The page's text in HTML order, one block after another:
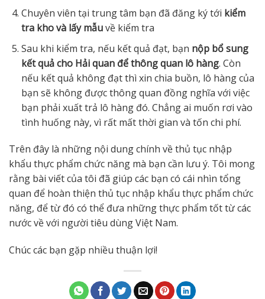
Chuyên viên tại trung tâm bạn đã đăng ký tới kiểm
tra kho và lấy mẫuvề kiểm tra
Sau khi kiểm tra, nếu kết quả đạt, bạn nộp bổ sung
kết quả cho Hải quan để thông quan lô hàng. Còn
nếu kết quả không đạt thì xin chia buồn, lô hàng của
bạn sẽ không được thông quan đồng nghĩa với việc
bạn phải xuất trả lô hàng đó. Chẳng ai muốn rơi vào
tình huống này, vì rất mất thời gian và tốn chi phí.
Trên đây là những nội dung chính về thủ tục nhập
khẩu thực phẩm chức năng mà bạn cần lưu ý. Tôi mong
rằng bài viết của tôi đã giúp các bạn có cái nhìn tổng
quan để hoàn thiện thủ tục nhập khẩu thực phẩm chức
năng, để từ đó có thể đưa những thực phẩm tốt từ các
nước về với người tiêu dùng Việt Nam.
Chúc các bạn gặp nhiều thuận lợi!